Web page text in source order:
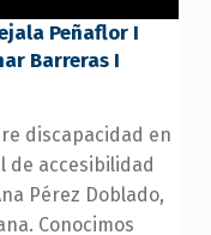
Peñaflor I
Barreras I
discapacidad en
de accesibilidad
Pérez Doblado,
Conocimos